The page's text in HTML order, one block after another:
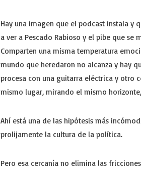
Hay una imagen que el podcast instala y
a ver a Pescado Rabioso y el pibe que
Comparten una misma temperatura
mundo que heredaron no alcanza y hay
procesa con una guitarra eléctrica y otro
mismo lugar, mirando el mismo
Ahí está una de las hipótesis más
prolijamente la cultura de la política.
Pero esa cercanía no elimina las